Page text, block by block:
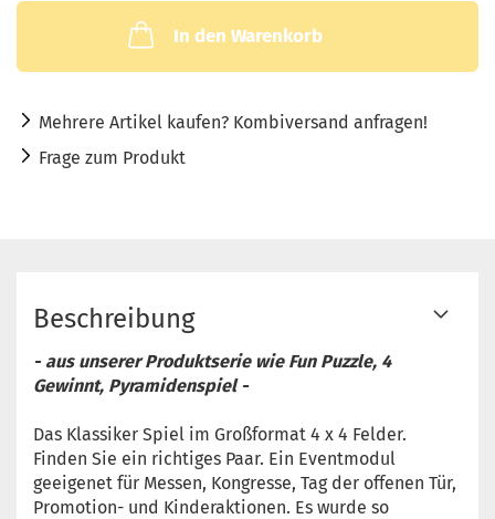
In den Warenkorb
Mehrere Artikel kaufen? Kombiversand anfragen!
Frage zum Produkt
Beschreibung
- aus unserer Produktserie wie Fun Puzzle, 4
Gewinnt, Pyramidenspiel -
Das Klassiker Spiel im Großformat 4 x 4 Felder.
Finden Sie ein richtiges Paar. Ein Eventmodul
geeigenet für Messen, Kongresse, Tag der offenen Tür,
Promotion- und Kinderaktionen. Es wurde so